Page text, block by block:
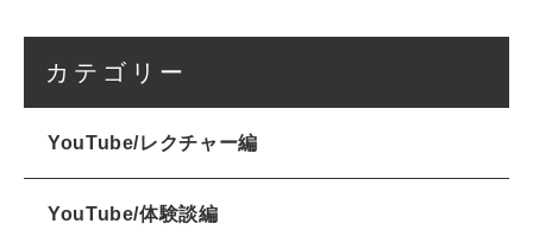
カテゴリー
YouTube/レクチャー編
YouTube/体験談編